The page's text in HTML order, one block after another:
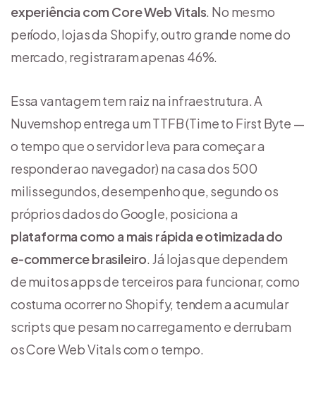
experiência com Core Web Vitals. No mesmo
período, lojas da Shopify, outro grande nome do
mercado, registraram apenas 46%.
Essa vantagem tem raiz na infraestrutura. A
Nuvemshop entrega um TTFB (Time to First Byte —
o tempo que o servidor leva para começar a
responder ao navegador) na casa dos 500
milissegundos, desempenho que, segundo os
próprios dados do Google, posiciona a
plataforma como a mais rápida e otimizada do
e‑commerce brasileiro. Já lojas que dependem
de muitos apps de terceiros para funcionar, como
costuma ocorrer no Shopify, tendem a acumular
scripts que pesam no carregamento e derrubam
os Core Web Vitals com o tempo.